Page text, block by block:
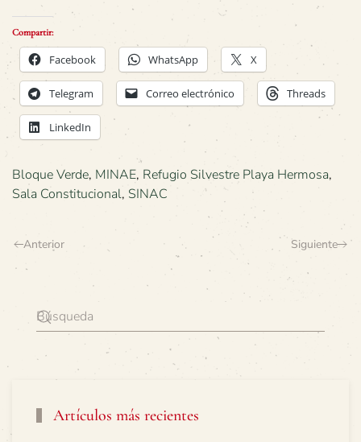
Compartir:
Facebook WhatsApp X
Telegram Correo electrónico Threads
LinkedIn
Bloque Verde, MINAE, Refugio Silvestre Playa Hermosa,
Sala Constitucional, SINAC
Anterior Siguiente
Artículos más recientes